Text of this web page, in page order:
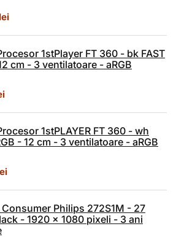
a fost: 673,10 lei.
leiPrețul curent este: 448,69 lei.
1stPlayer FT 360 - bk FAST
cm - 3 ventilatoare - aRGB
a fost: 706,76 lei.
Prețul curent este: 472,18 lei.
1stPLAYER FT 360 - wh
- 12 cm - 3 ventilatoare - aRGB
a fost: 733,68 lei.
Prețul curent este: 487,93 lei.
Philips 272S1M - 27
- 1920 x 1080 pixeli - 3 ani